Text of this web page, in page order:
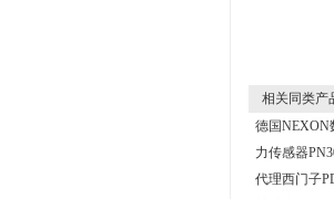
相关同类产
德国NEXON
力传感器
代理西门子